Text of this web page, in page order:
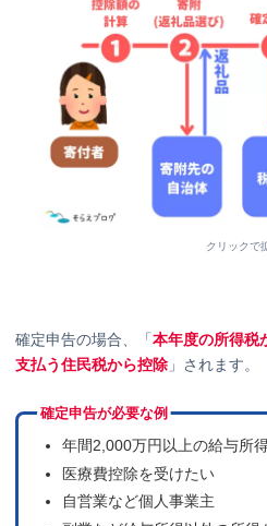
クリックで
確定申告の場合、「本年度の所得税
支払う住民税から控除 」されます。
確定申告が必要な例
年間2,000万円以上の給与所
医療費控除を受けたい
自営業など個人事業主